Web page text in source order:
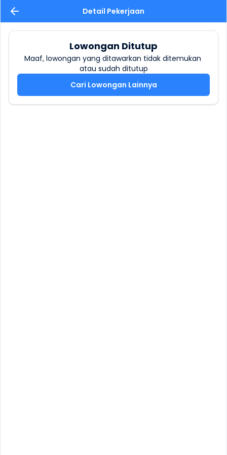
Detail Pekerjaan
Lowongan Ditutup
Maaf, lowongan yang ditawarkan tidak ditemukan
atau sudah ditutup
Cari Lowongan Lainnya